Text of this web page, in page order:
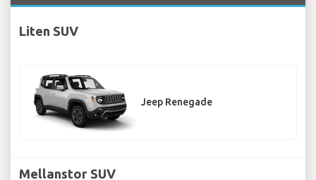
Liten SUV
Jeep Renegade
Mellanstor SUV